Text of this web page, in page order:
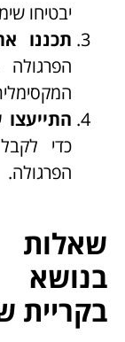
יבטיחו
תכננו
כדי
הפרגולה.
שאלות
בקריית